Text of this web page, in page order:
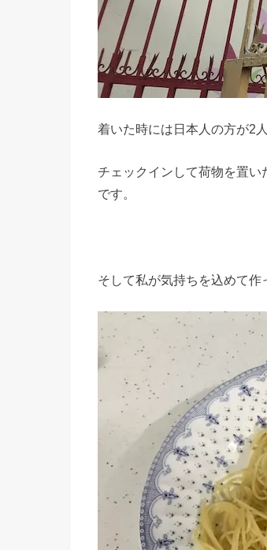
着いた時には日本人の方が2
チェックインして荷物を置
です。
そして私が気持ちを込めて作